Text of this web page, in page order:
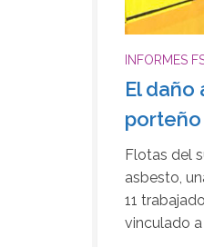
INFORMES
El daño
porteño
Flotas del
asbesto,
11
vinculado